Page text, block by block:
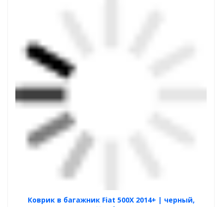
Коврик в багажник Fiat 500X 2014+ | черный,